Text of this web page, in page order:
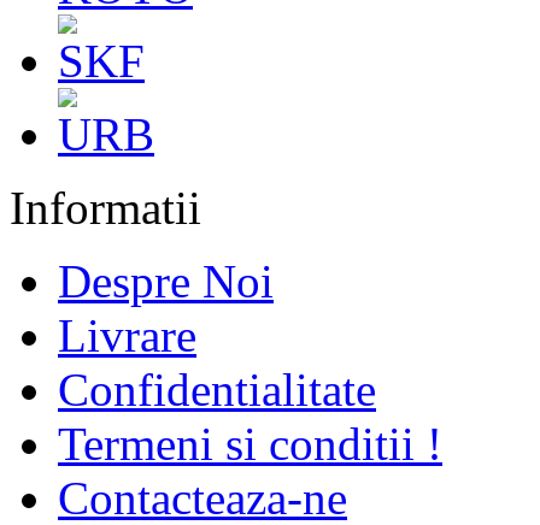
Informatii
Despre Noi
Livrare
Confidentialitate
Termeni si conditii !
Contacteaza-ne